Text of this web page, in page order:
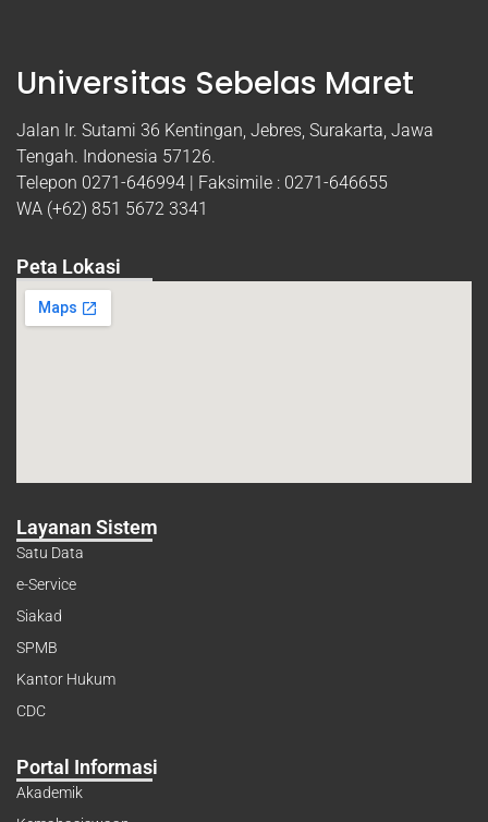
Universitas Sebelas Maret
Jalan Ir. Sutami 36 Kentingan, Jebres, Surakarta, Jawa
Tengah. Indonesia 57126.
Telepon 0271-646994 | Faksimile : 0271-646655
WA (+62) 851 5672 3341
Peta Lokasi
Layanan Sistem
Satu Data
e-Service
Siakad
SPMB
Kantor Hukum
CDC
Portal Informasi
Akademik